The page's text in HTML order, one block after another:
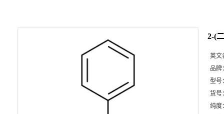
2-(
英文
品牌
型号
货号
纯度